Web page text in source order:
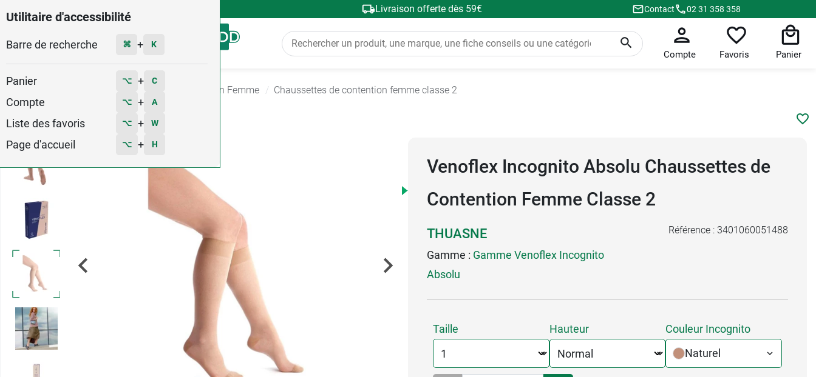
Utilitaire d'accessibilité
Barre de recherche ⌘ + K
Panier ⌥ + C
Compte ⌥ + A
Liste des favoris ⌥ + W
Page d'accueil ⌥ + H
Livraison offerte dès 59€ Contact 02 31 358 358
Menu
Compte Favoris Panier
Chaussette de contention Femme Chaussettes de contention femme classe 2
8
Venoflex Incognito Absolu Chaussettes de
Contention Femme Classe 2
THUASNE
Gamme : Gamme Venoflex Incognito
Absolu
Référence : 3401060051488
Taille Hauteur
Couleur Incognito
Naturel